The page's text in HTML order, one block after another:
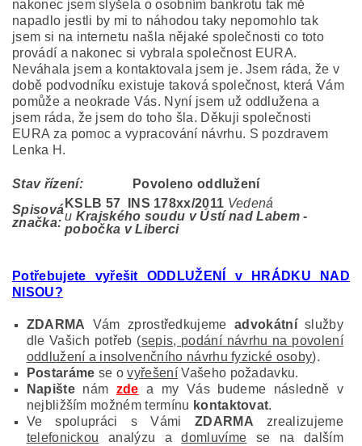
nakonec jsem slyšela o osobním bankrotu tak mě
napadlo jestli by mi to náhodou taky nepomohlo tak
jsem si na internetu našla nějaké společnosti co toto
provádí a nakonec si vybrala společnost EURA.
Neváhala jsem a kontaktovala jsem je. Jsem ráda, že v
době podvodníku existuje taková společnost, která Vám
pomůže a neokrade Vás. Nyní jsem už oddlužena a
jsem ráda, že jsem do toho šla. Děkuji společnosti
EURA za pomoc a vypracování návrhu. S pozdravem
Lenka H.
Stav řízení:
Povoleno oddlužení
Spisová
značka:
KSLB 57 INS 178xx/2011 Vedená
u Krajského soudu v Ústí nad Labem -
pobočka v Liberci
Potřebujete vyřešit ODDLUŽENÍ v HRÁDKU NAD
NISOU?
ZDARMA Vám zprostředkujeme advokátníslužby
dle Vašich potřeb (sepis, podání návrhu na povolení
oddlužení a insolvenčního návrhu fyzické osoby).
Postaráme se ovyřešeníVašeho požadavku.
Napištenám zde a my Vás budeme následně v
nejbližším možném termínu kontaktovat.
Ve spolupráci s Vámi ZDARMA zrealizujeme
telefonickou analýzu adomluvíme se na dalším